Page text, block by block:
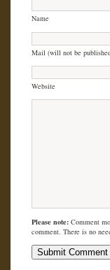
Name
Mail (will not be
Website
Please note: Comment
comment. There is no